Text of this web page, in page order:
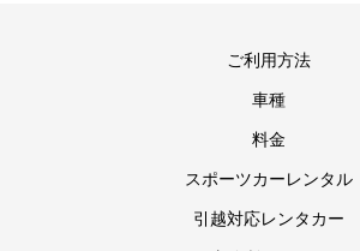
ご利用方法
車種
料金
スポーツカーレンタル
引越対応レンタカー